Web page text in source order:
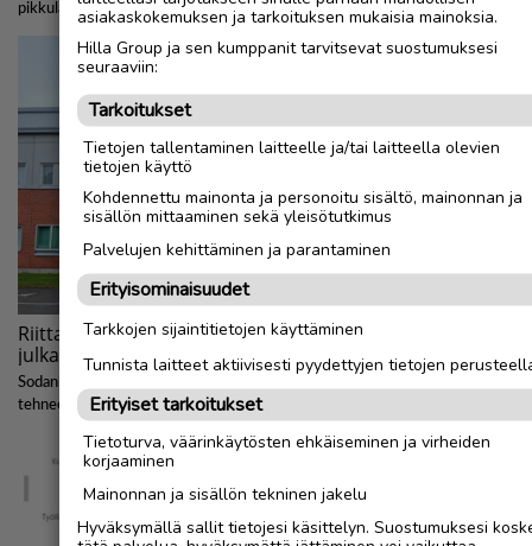
asiakaskokemuksen ja tarkoituksen mukaisia mainoksia.
Hilla Group ja sen kumppanit tarvitsevat suostumuksesi
seuraaviin:
Tarkoitukset
Tietojen tallentaminen laitteelle ja/tai laitteella olevien
tietojen käyttö
Kohdennettu mainonta ja personoitu sisältö, mainonnan ja
sisällön mittaaminen sekä yleisötutkimus
Palvelujen kehittäminen ja parantaminen
Erityisominaisuudet
Tarkkojen sijaintitietojen käyttäminen
Tunnista laitteet aktiivisesti pyydettyjen tietojen
Erityiset tarkoitukset
Tietoturva, väärinkäytösten ehkäiseminen ja virheiden
korjaaminen
Mainonnan ja sisällön tekninen jakelu
Hyväksymällä sallit tietojesi käsittelyn. Suostumuksesi